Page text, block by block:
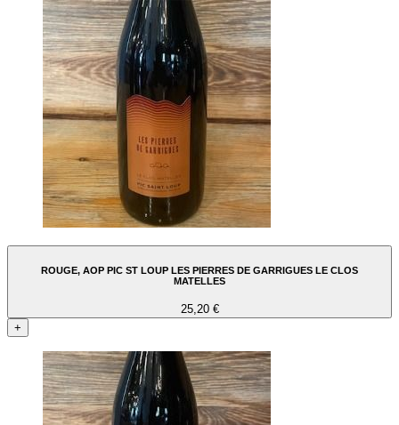
ROUGE, AOP PIC ST LOUP LES PIERRES DE GARRIGUES LE CLOS
MATELLES
25,20 €
+